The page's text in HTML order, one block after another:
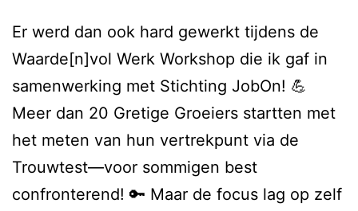
Er werd dan ook hard gewerkt tijdens de
Waarde[n]vol Werk Workshop die ik gaf in
samenwerking met Stichting JobOn! 💪
Meer dan 20 Gretige Groeiers startten met
het meten van hun vertrekpunt via de
Trouwtest—voor sommigen best
confronterend! 🔑 Maar de focus lag op zelf